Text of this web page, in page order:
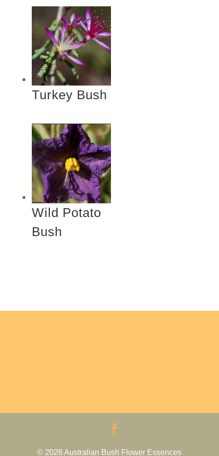
Turkey Bush
Wild Potato
Bush
© 2026 Australian Bush Flower Essences